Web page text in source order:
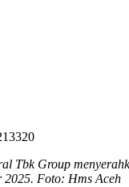
Tbk Group
2025. Foto: Hms Aceh